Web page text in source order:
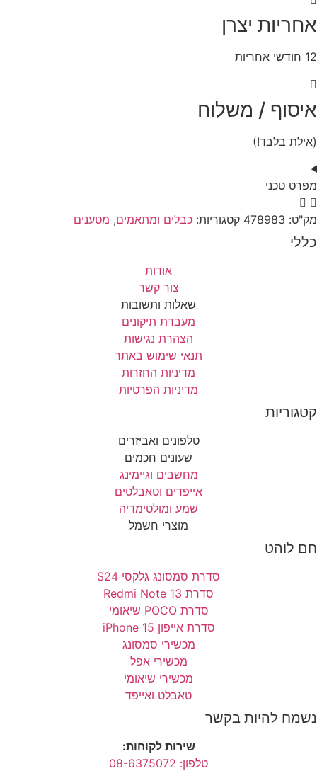
יצרן
/ משלוח
בלבד!)
טכני
478983 קטגוריות: כבלים ומתאמים,מטענים
אודות
צור קשר
שאלות ותשובות
מעבדת תיקונים
הצהרת נגישות
תנאי שימוש באתר
מדיניות החזרות
מדיניות הפרטיות
טלפונים ואביזרים
שעונים חכמים
מחשבים וגיימינג
אייפדים וטאבלטים
שמע ומולטימדיה
מוצרי חשמל
סדרת סמסונג גלקסי S24
סדרת Redmi Note 13
סדרת POCO שיאומי
סדרת אייפון 15 iPhone
מכשירי סמסונג
מכשירי אפל
מכשירי שיאומי
טאבלט ואייפד
להיות בקשר
שירות לקוחות:
טלפון: 08-6375072